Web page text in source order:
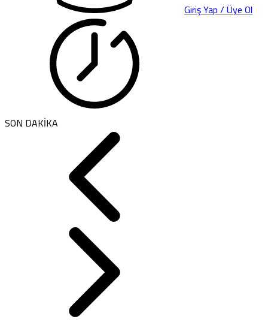
Giriş Yap / Üye Ol
SON DAKİKA